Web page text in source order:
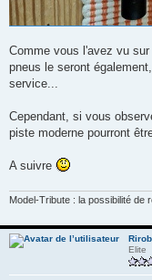
Comme vous l'avez vu
pneus le seront
service...
Cependant, si vous
piste moderne pourront
A suivre
Model-Tribute : la possibilité de
Elite